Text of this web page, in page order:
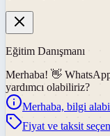
Eğitim Danışmanı
Merhaba! 👋
yardımcı olabiliriz?
Merhaba, bilgi
Fiyat ve taksit